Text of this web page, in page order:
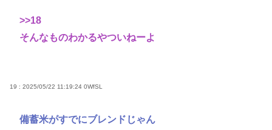
>>18
そんなものわかるやついねーよ
19 : 2025/05/22 11:19:24 0WfSL
備蓄米がすでにブレンドじゃん